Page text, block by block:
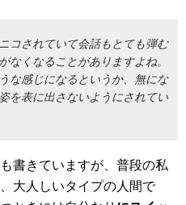
コされていて会話もとても弾む
なくなることがありますよね。
な感じになるというか、無にな
を表に出さないようにされてい
書きていますが、普段の私
大人しいタイプの人間で